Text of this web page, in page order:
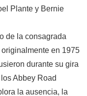
Plante y Bernie
de la consagrada
en 1975
durante su gira
Abbey Road
la ausencia, la